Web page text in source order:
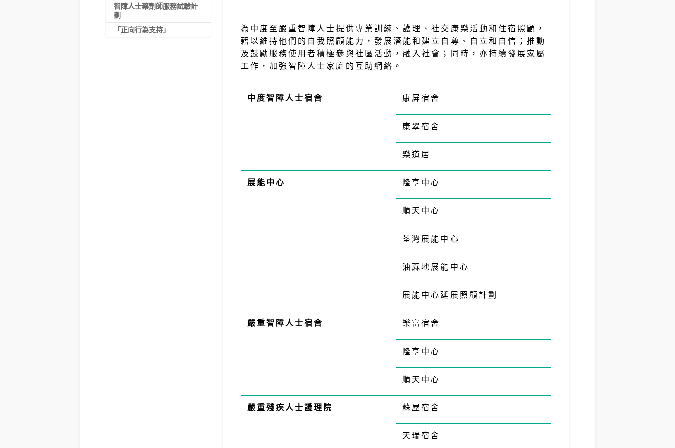
為中度至嚴重智障人士提供專業訓練、護理、社交康樂活動和住宿照顧，
藉以維持他們的自我照顧能力，發展潛能和建立自尊、自立和自信；推動
及鼓勵服務使用者積極參與社區活動，融入社會；同時，亦持續發展家屬
工作，加強智障人士家庭的互助網絡。
中度智障人士宿舍 康屏宿舍
康翠宿舍
樂道居
展能中心 隆亨中心
順天中心
荃灣展能中心
油蔴地展能中心
展能中心延展照顧計劃
嚴重智障人士宿舍 樂富宿舍
隆亨中心
順天中心
嚴重殘疾人士護理院 蘇屋宿舍
天瑞宿舍
智障人士藥劑師服務試驗計
劃
「正向行為支持」